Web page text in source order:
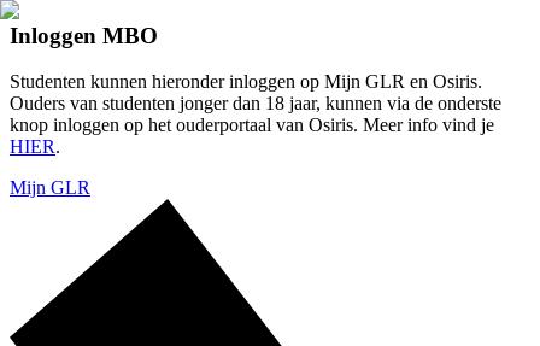
Inloggen MBO
Studenten kunnen hieronder inloggen op Mijn GLR en Osiris.
Ouders van studenten jonger dan 18 jaar, kunnen via de onderste
knop inloggen op het ouderportaal van Osiris. Meer info vind je
HIER.
Mijn GLR